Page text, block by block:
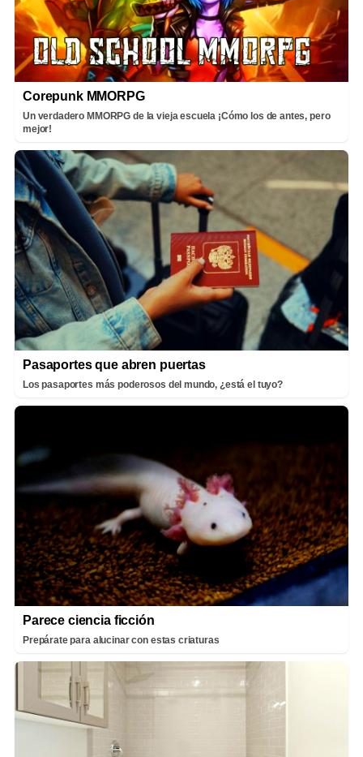
Corepunk MMORPG
Un verdadero MMORPG de la vieja escuela ¡Cómo los de antes, pero
mejor!
Pasaportes que abren puertas
Los pasaportes más poderosos del mundo, ¿está el tuyo?
Parece ciencia ficción
Prepárate para alucinar con estas criaturas